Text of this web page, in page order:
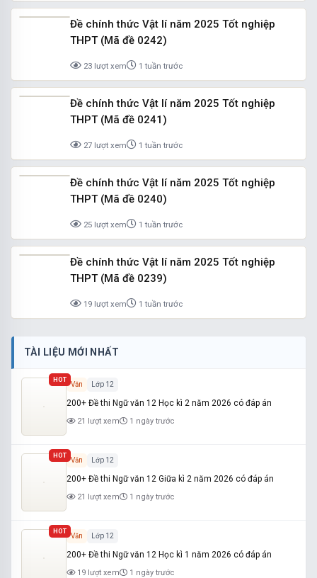
Đề chính thức Vật lí năm 2025 Tốt nghiệp
THPT (Mã đề 0242)
23 lượt xem 1 tuần trước
Đề chính thức Vật lí năm 2025 Tốt nghiệp
THPT (Mã đề 0241)
27 lượt xem 1 tuần trước
Đề chính thức Vật lí năm 2025 Tốt nghiệp
THPT (Mã đề 0240)
25 lượt xem 1 tuần trước
Đề chính thức Vật lí năm 2025 Tốt nghiệp
THPT (Mã đề 0239)
19 lượt xem 1 tuần trước
TÀI LIỆU MỚI NHẤT
HOT
Văn Lớp 12
200+ Đề thi Ngữ văn 12 Học kì 2 năm 2026 có đáp án
21 lượt xem 1 ngày trước
HOT
Văn Lớp 12
200+ Đề thi Ngữ văn 12 Giữa kì 2 năm 2026 có đáp án
21 lượt xem 1 ngày trước
HOT
Văn Lớp 12
200+ Đề thi Ngữ văn 12 Học kì 1 năm 2026 có đáp án
19 lượt xem 1 ngày trước